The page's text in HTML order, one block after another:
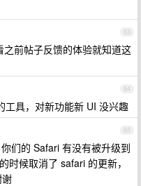
63
前帖子反馈的体验就知道这
64
工具，对新功能新 UI 没兴趣
65
们的 Safari 有没有被升级到
时候取消了 safari 的更新，